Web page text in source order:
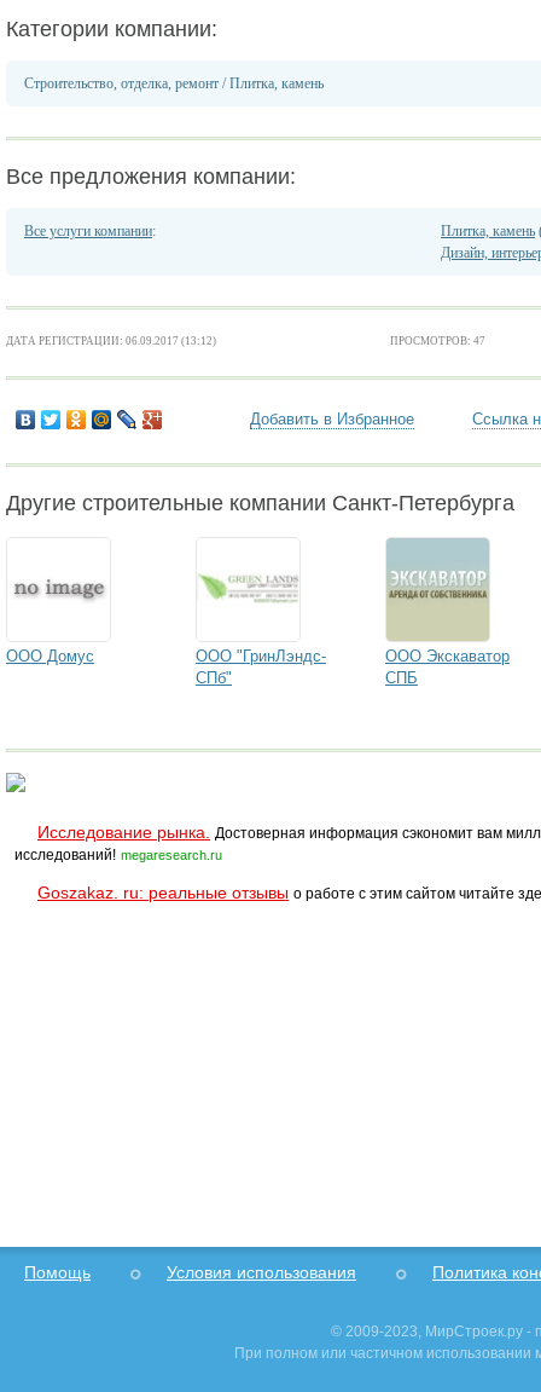
Категории компании:
Строительство, отделка, ремонт /Плитка, камень
Все предложения компании:
Все услуги компании: Плитка, камень
Дизайн,
ДАТА РЕГИСТРАЦИИ: 06.09.2017 (13:12) ПРОСМОТРОВ: 47
Добавить в Избранное Ссылка
Другие строительные компании Санкт-Петербурга
ООО Домус
ООО "ГринЛэндс-
СПб"
ООО Экскаватор
СПБ
Исследование рынка.
Достоверная информация сэкономит вам
исследований! megaresearch.ru
Goszakaz. ru: реальные отзывы о работе с этим сайтом читайте
Помощь Условия использования Политика
© 2009-2023, МирСтроек.ру -
При полном или частичном использовании